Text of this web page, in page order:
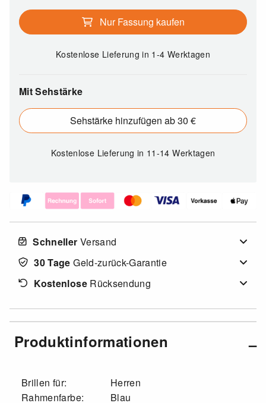
Nur Fassung kaufen
Kostenlose Lieferungin 1-4 Werktagen
Mit Sehstärke
Sehstärke hinzufügen ab 30 €
Kostenlose Lieferungin 11-14 Werktagen
Schneller Versand
30 Tage Geld-zurück-Garantie
KostenloseRücksendung
Produktinformationen
Brillen für:
Herren
Rahmenfarbe:
Blau